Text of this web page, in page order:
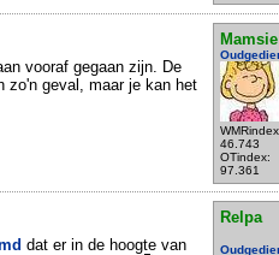
Mamsie
46.743
OTindex:
97.361
vooraf gegaan zijn. De
zo'n geval, maar je kan het
Relpa
dat er in de hoogte van